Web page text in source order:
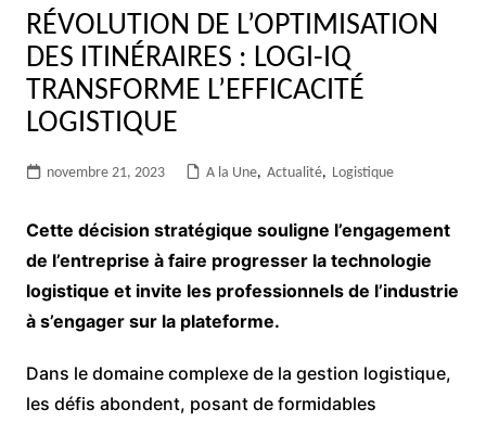
RÉVOLUTION DE L’OPTIMISATION
DES ITINÉRAIRES : LOGI-IQ
TRANSFORME L’EFFICACITÉ
LOGISTIQUE
novembre 21, 2023 A la Une, Actualité, Logistique
Cette décision stratégique souligne l’engagement
de l’entreprise à faire progresser la technologie
logistique et invite les professionnels de l’industrie
à s’engager sur la plateforme.
Dans le domaine complexe de la gestion logistique,
les défis abondent, posant de formidables